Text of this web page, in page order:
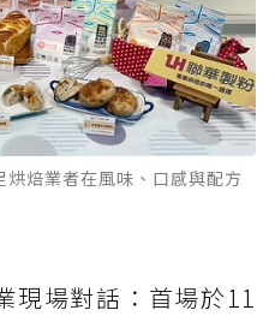
焙業者在風味、口感與配方
現場對話：首場於11